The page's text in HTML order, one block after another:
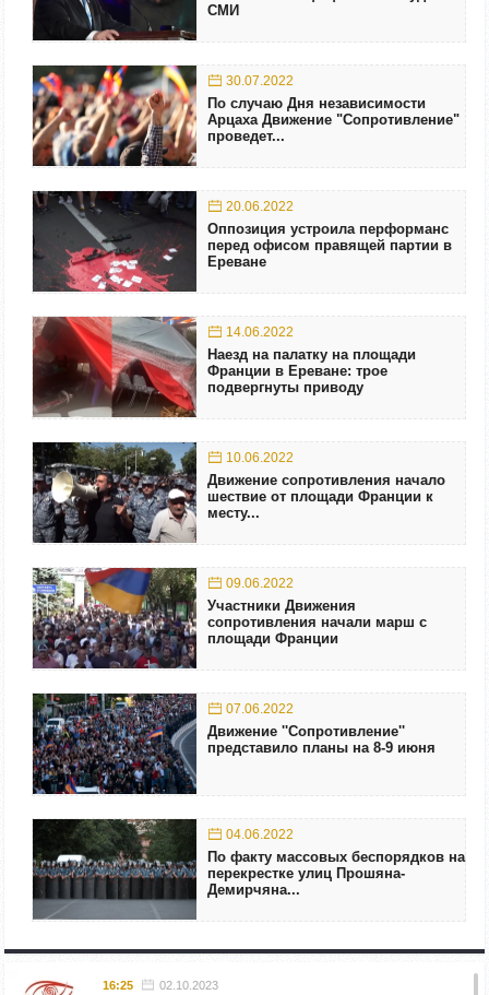
СМИ
30.07.2022
По случаю Дня независимости
Арцаха Движение "Сопротивление"
проведет...
20.06.2022
Оппозиция устроила перформанс
перед офисом правящей партии в
Ереване
14.06.2022
Наезд на палатку на площади
Франции в Ереване: трое
подвергнуты приводу
10.06.2022
Движение сопротивления начало
шествие от площади Франции к
месту...
09.06.2022
Участники Движения
сопротивления начали марш с
площади Франции
07.06.2022
Движение ''Сопротивление''
представило планы на 8-9 июня
04.06.2022
По факту массовых беспорядков на
перекрестке улиц Прошяна-
Демирчяна...
16:25 02.10.2023